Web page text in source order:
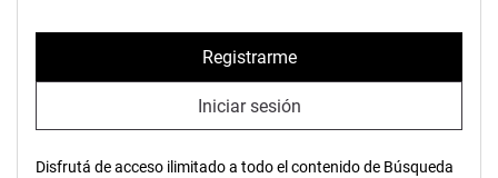
Registrarme
Iniciar sesión
Disfrutá de acceso ilimitado a todo el contenido de Búsqueda